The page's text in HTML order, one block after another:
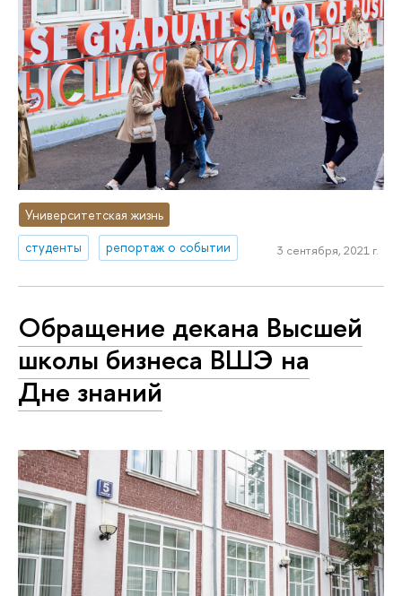
Университетская жизнь
студенты
репортаж о событии 3 сентября, 2021 г.
Обращение декана Высшей
школы бизнеса ВШЭ на
Дне знаний